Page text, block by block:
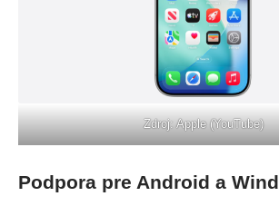
Zdroj: Apple (YouTube)
Podpora pre Android a